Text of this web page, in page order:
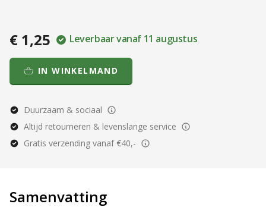
€ 1,25 Leverbaar vanaf 11 augustus
IN WINKELMAND
Duurzaam & sociaal
Altijd retourneren & levenslange service
Gratis verzending vanaf €40,-
Samenvatting